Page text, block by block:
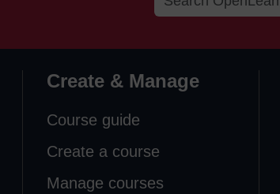
Create & Manage
Course guide
Create a course
Manage courses